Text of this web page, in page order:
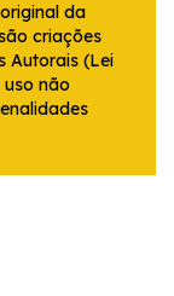
da
criações
Autorais (Lei
não